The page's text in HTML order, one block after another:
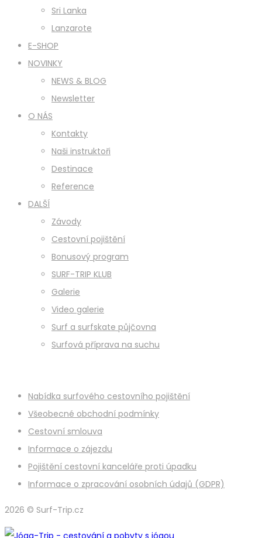
Sri Lanka
Lanzarote
E-SHOP
NOVINKY
NEWS & BLOG
Newsletter
O NÁS
Kontakty
Naši instruktoři
Destinace
Reference
DALŠÍ
Závody
Cestovní pojištění
Bonusový program
SURF-TRIP KLUB
Galerie
Video galerie
Surf a surfskate půjčovna
Surfová příprava na suchu
Nabídka surfového cestovního pojištění
Všeobecné obchodní podmínky
Cestovní smlouva
Informace o zájezdu
Pojištění cestovní kanceláře proti úpadku
Informace o zpracování osobních údajů (GDPR)
2026 © Surf-Trip.cz